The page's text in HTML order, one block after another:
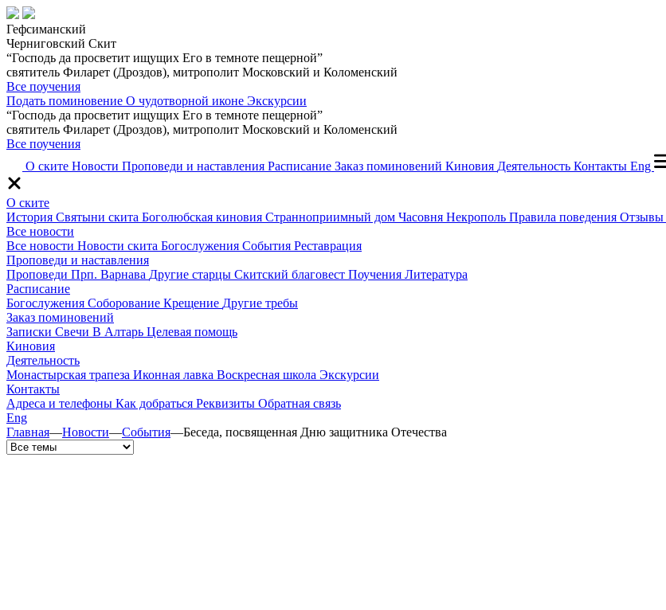
Гефсиманский
Черниговский Скит
“Господь да просветит ищущих Его в темноте пещерной”
святитель Филарет (Дроздов), митрополит Московский и Коломенский
Все поучения
Подать поминовение О чудотворной иконе Экскурсии
“Господь да просветит ищущих Его в темноте пещерной”
святитель Филарет (Дроздов), митрополит Московский и Коломенский
Все поучения
О ските Новости Проповеди и наставления Расписание Заказ поминовений Киновия Деятельность Контакты Eng
О ските
История Святыни скита Боголюбская киновия Странноприимный дом Часовня Некрополь Правила поведения Отзывы
Все новости
Все новости Новости скита Богослужения События Реставрация
Проповеди и наставления
Проповеди Прп. Варнава Другие старцы Скитский благовест Поучения Литература
Расписание
Богослужения Соборование Крещение Другие требы
Заказ поминовений
Записки Свечи В Алтарь Целевая помощь
Киновия
Деятельность
Монастырская трапеза Иконная лавка Воскресная школа Экскурсии
Контакты
Адреса и телефоны Как добраться Реквизиты Обратная связь
Eng
Главная—Новости—События—Беседа, посвященная Дню защитника Отечества